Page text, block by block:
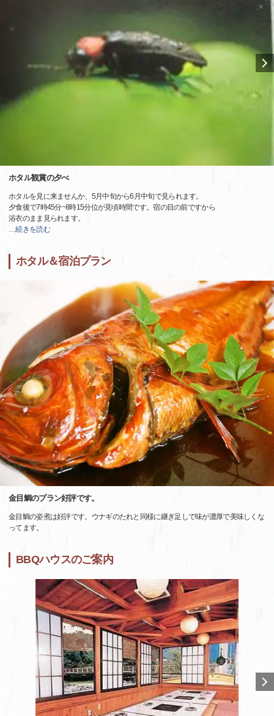
ホタル観賞の夕べ
ホタルを見に来ませんか、5月中旬から6月中旬で見られます。
夕食後で7時45分~8時15分位が見頃時間です。宿の目の前ですから
浴衣のまま見られます。
…続きを読む
ホタル＆宿泊プラン
金目鯛のプラン好評です。
金目鯛の姿煮は好評です。ウナギのたれと同様に継ぎ足しで味が濃厚で美味しくな
ってます。
BBQハウスのご案内